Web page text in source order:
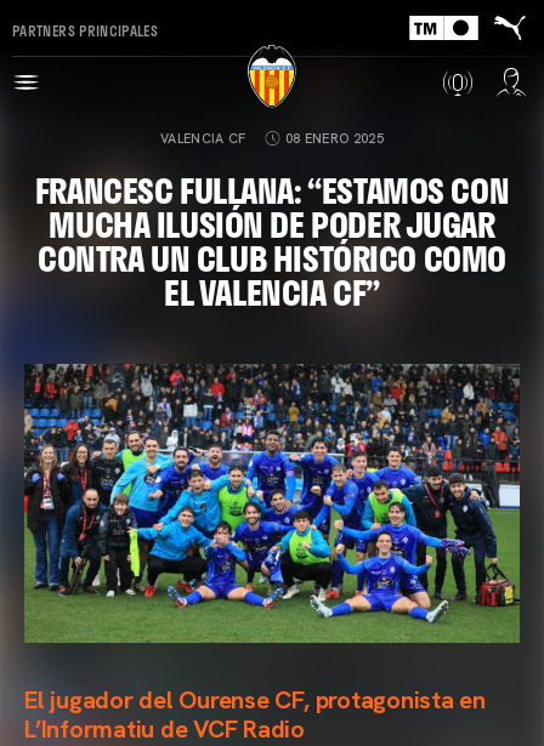
PARTNERS PRINCIPALES
VALENCIA CF 08 ENERO 2025
FRANCESC FULLANA: “ESTAMOS CON
MUCHA ILUSIÓN DE PODER JUGAR
CONTRA UN CLUB HISTÓRICO COMO
EL VALENCIA CF”
El jugador del Ourense CF, protagonista en
L’Informatiu de VCF Radio